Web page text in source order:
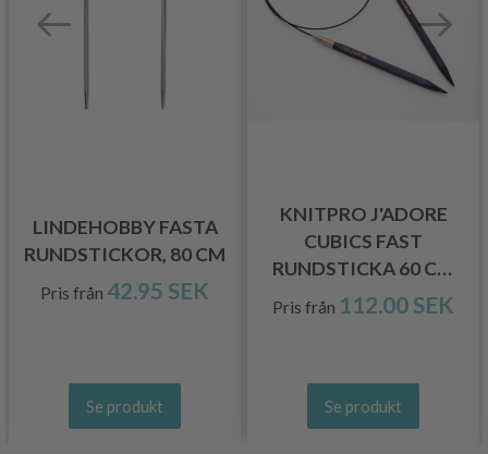
LINDEHOBBY FASTA
RUNDSTICKOR, 80 CM
Pris från 42.95 SEK
Se produkt
KNITPRO J'ADORE
CUBICS FAST
RUNDSTICKA 60 CM
(3.00-8.00 MM)
Pris från 112.00 SEK
Se produkt